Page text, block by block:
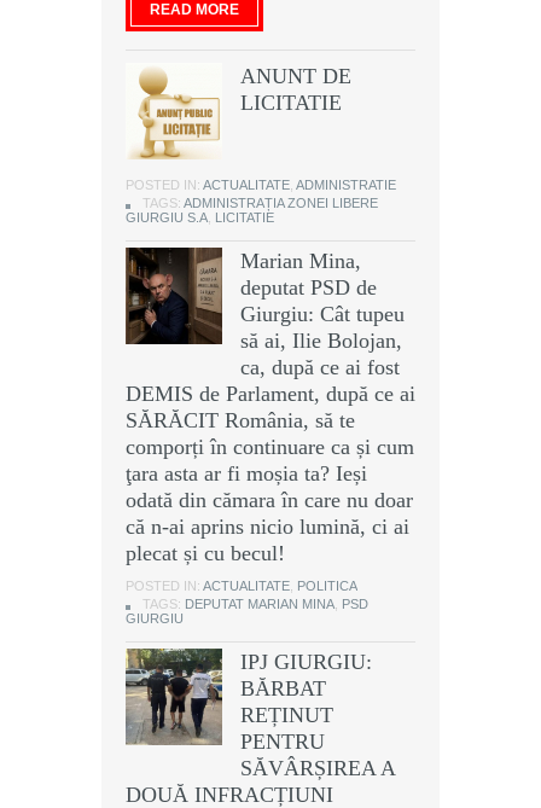
READ MORE
ANUNT DE
LICITATIE
POSTED IN: ACTUALITATE ADMINISTRATIE
TAGS: ADMINISTRAȚIA ZONEI LIBERE
GIURGIU S.A LICITATIE
Marian Mina,
deputat PSD de
Giurgiu: Cât tupeu
să ai, Ilie Bolojan,
ca, după ce ai fost
DEMIS de Parlament, după ce ai
SĂRĂCIT România, să te
comporți în continuare ca și cum
ţara asta ar fi moșia ta? Ieși
odată din cămara în care nu doar
că n-ai aprins nicio lumină, ci ai
plecat și cu becul!
POSTED IN: ACTUALITATE POLITICA
TAGS: DEPUTAT MARIAN MINA PSD
GIURGIU
IPJ GIURGIU:
BĂRBAT
REȚINUT
PENTRU
SĂVÂRȘIREA A
DOUĂ INFRACȚIUNI